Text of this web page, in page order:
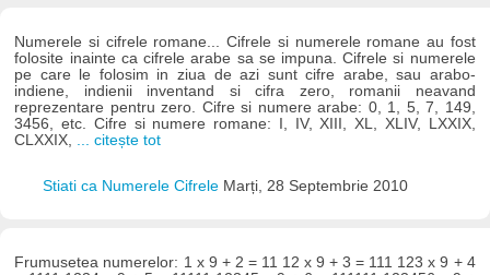
Numerele si cifrele romane... Cifrele si numerele romane au fost
folosite inainte ca cifrele arabe sa se impuna. Cifrele si numerele
pe care le folosim in ziua de azi sunt cifre arabe, sau arabo-
indiene, indienii inventand si cifra zero, romanii neavand
reprezentare pentru zero. Cifre si numere arabe: 0, 1, 5, 7, 149,
3456, etc. Cifre si numere romane: I, IV, XIII, XL, XLIV, LXXIX,
CLXXIX,
... citește tot
Stiati ca Numerele Cifrele Marți, 28 Septembrie 2010
Frumusetea numerelor: 1 x 9 + 2 = 11 12 x 9 + 3 = 111 123 x 9 + 4